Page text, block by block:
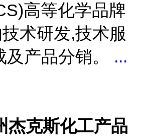
高等化学品牌
术研发,技术服
产品分销。 ...
杰克斯化工产品